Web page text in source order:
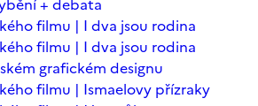
filmu | I dva jsou rodina
filmu | I dva jsou rodina
grafickém designu
filmu | Ismaelovy přízraky